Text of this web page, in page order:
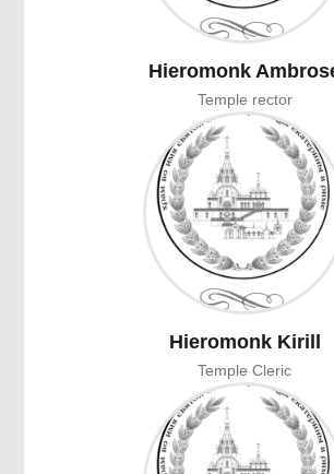
Hieromonk
Temple rector
Hieromonk Kirill
Temple Cleric